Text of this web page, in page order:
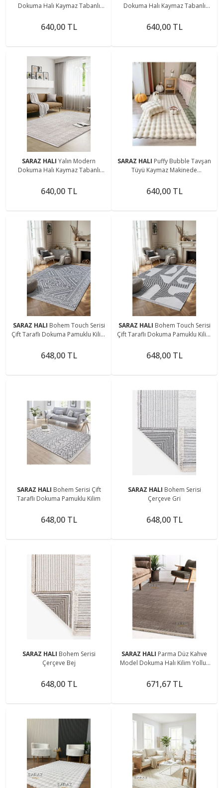
Dokuma Halı Kaymaz Tabanlı
Odası Halısı 5577 Bej
640,00 TL
Dokuma Halı Kaymaz Tabanlı
Odası Halısı 5577 Gri
640,00 TL
SARAZ HALI Yalın Modern
Dokuma Halı Kaymaz Tabanlı
Odası Halısı 5577 Krem
640,00 TL
SARAZ HALI Puffy Bubble Tavşan
Tüyü Kaymaz Makinede
Halı
640,00 TL
SARAZ HALI Bohem Touch Serisi
Çift Taraflı Dokuma Pamuklu Kilim
648,00 TL
SARAZ HALI Bohem Touch Serisi
Çift Taraflı Dokuma Pamuklu Kilim
648,00 TL
SARAZ HALI Bohem Serisi Çift
Taraflı Dokuma Pamuklu Kilim
648,00 TL
SARAZ HALI Bohem Serisi
Çerçeve Gri
648,00 TL
SARAZ HALI Bohem Serisi
Çerçeve Bej
648,00 TL
SARAZ HALI Parma Düz Kahve
Model Dokuma Halı Kilim Yolluk
671,67 TL